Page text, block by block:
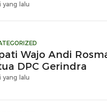
yang lalu
Wajo Andi
DPC Gerindra
yang lalu